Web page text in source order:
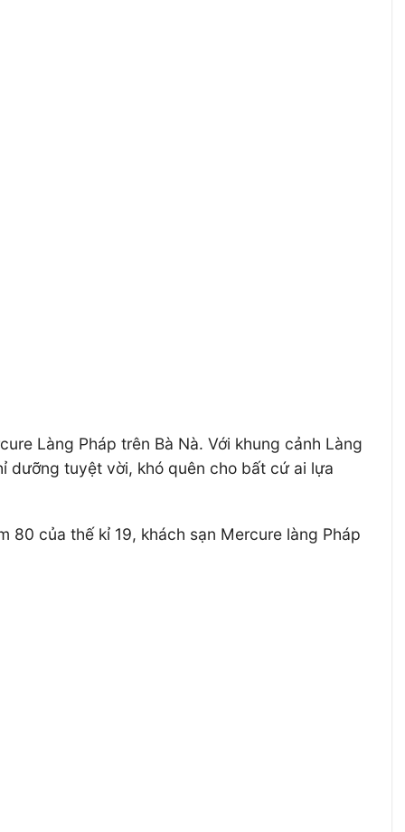
Làng Pháp trên Bà Nà. Với khung cảnh Làng
dưỡng tuyệt vời, khó quên cho bất cứ ai lựa
80 của thế kỉ 19, khách sạn Mercure làng Pháp